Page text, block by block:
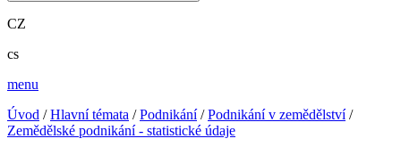
CZ
cs
menu
Úvod /Hlavní témata /Podnikání/Podnikání v zemědělství/
Zemědělské podnikání - statistické údaje